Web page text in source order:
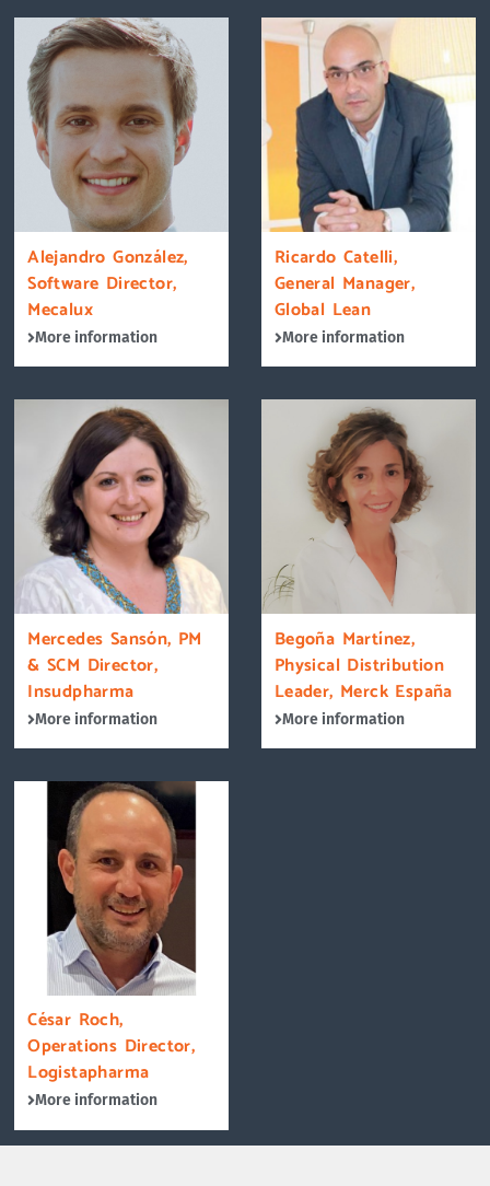
Alejandro González,
Software Director,
Mecalux
More information
Ricardo Catelli,
General Manager,
Global Lean
More information
Mercedes Sansón, PM
& SCM Director,
Insudpharma
More information
Begoña Martínez,
Physical Distribution
Leader, Merck España
More information
César Roch,
Operations Director,
Logistapharma
More information